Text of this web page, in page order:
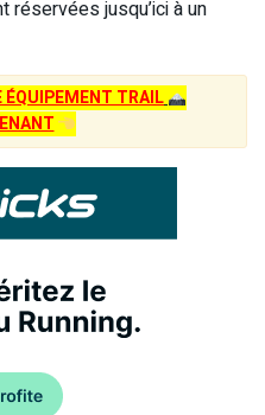
réservées jusqu’ici à un
TRAIL